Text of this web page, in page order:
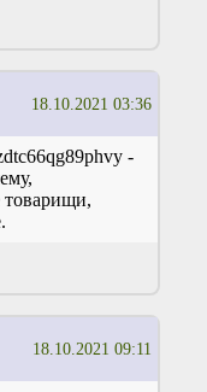
18.10.2021 03:36
-
товарищи,
18.10.2021 09:11